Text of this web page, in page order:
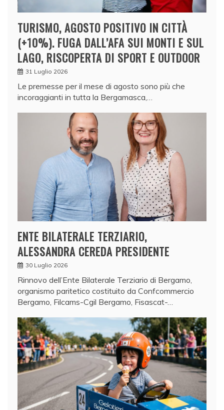
TURISMO, AGOSTO POSITIVO IN CITTÀ
(+10%). FUGA DALL’AFA SUI MONTI E SUL
LAGO, RISCOPERTA DI SPORT E OUTDOOR
31 Luglio 2026
Le premesse per il mese di agosto sono più che
incoraggianti in tutta la Bergamasca,…
ENTE BILATERALE TERZIARIO,
ALESSANDRA CEREDA PRESIDENTE
30 Luglio 2026
Rinnovo dell’Ente Bilaterale Terziario di Bergamo,
organismo paritetico costituito da Confcommercio
Bergamo, Filcams-Cgil Bergamo, Fisascat-…